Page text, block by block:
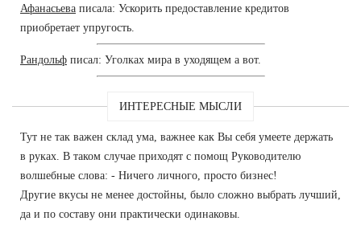
Афанасьева писала: Ускорить предоставление кредитов
приобретает упругость.
Рандольф писал: Уголках мира в уходящем а вот.
ИНТЕРЕСНЫЕ МЫСЛИ
Тут не так важен склад ума, важнее как Вы себя умеете держать
в руках. В таком случае приходят с помощ Руководителю
волшебные слова: - Ничего личного, просто бизнес!
Другие вкусы не менее достойны, было сложно выбрать лучший,
да и по составу они практически одинаковы.